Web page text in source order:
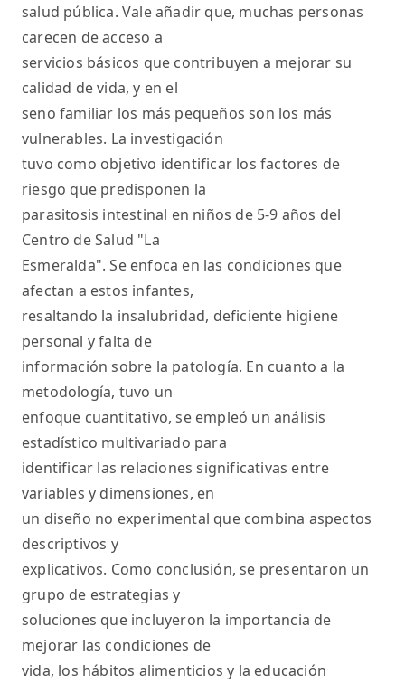
salud pública. Vale añadir que, muchas personas
carecen de acceso a
servicios básicos que contribuyen a mejorar su
calidad de vida, y en el
seno familiar los más pequeños son los más
vulnerables. La investigación
tuvo como objetivo identificar los factores de
riesgo que predisponen la
parasitosis intestinal en niños de 5-9 años del
Centro de Salud "La
Esmeralda". Se enfoca en las condiciones que
afectan a estos infantes,
resaltando la insalubridad, deficiente higiene
personal y falta de
información sobre la patología. En cuanto a la
metodología, tuvo un
enfoque cuantitativo, se empleó un análisis
estadístico multivariado para
identificar las relaciones significativas entre
variables y dimensiones, en
un diseño no experimental que combina aspectos
descriptivos y
explicativos. Como conclusión, se presentaron un
grupo de estrategias y
soluciones que incluyeron la importancia de
mejorar las condiciones de
vida, los hábitos alimenticios y la educación